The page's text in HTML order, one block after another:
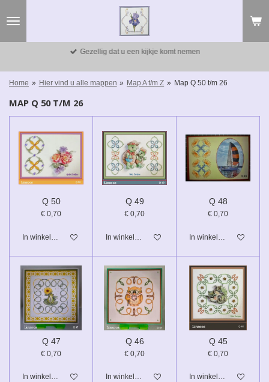
direct
Gezellig dat u een kijkje komt nemen
Home » Hier vind u alle mappen » Map A t/m Z » Map Q 50 t/m 26
MAP Q 50 T/M 26
Q 50
€ 0,70
In winkelwagen
Q 49
€ 0,70
In winkelwagen
Q 48
€ 0,70
In winkelwagen
Q 47
€ 0,70
In winkelwagen
Q 46
€ 0,70
In winkelwagen
Q 45
€ 0,70
In winkelwagen